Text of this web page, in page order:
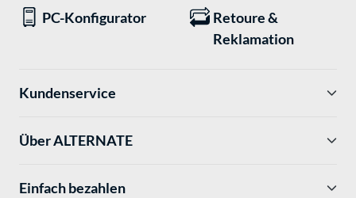
PC-Konfigurator
Retoure &
Reklamation
Kundenservice
Über ALTERNATE
Einfach bezahlen